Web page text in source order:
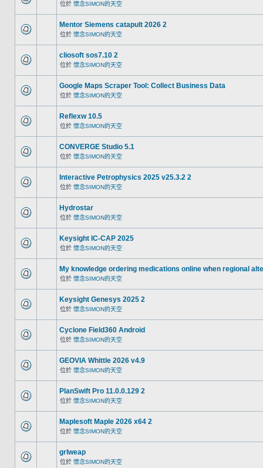
位於 懷念SIMON的天空
Mentor Siemens catapult 2026 2
位於 懷念SIMON的天空
cliosoft sos7.10 2
位於 懷念SIMON的天空
Google Maps Scraper Tool: Collect Business Data
位於 懷念SIMON的天空
Reflexw 10.5
位於 懷念SIMON的天空
CONVERGE Studio 5.1
位於 懷念SIMON的天空
Interactive Petrophysics 2025 v25.3.2 2
位於 懷念SIMON的天空
Hydrostar
位於 懷念SIMON的天空
Keysight IC-CAP 2025
位於 懷念SIMON的天空
My knowledge ordering medications online when regional
位於 懷念SIMON的天空
Keysight Genesys 2025 2
位於 懷念SIMON的天空
Cyclone Field360 Android
位於 懷念SIMON的天空
GEOVIA Whittle 2026 v4.9
位於 懷念SIMON的天空
PlanSwift Pro 11.0.0.129 2
位於 懷念SIMON的天空
Maplesoft Maple 2026 x64 2
位於 懷念SIMON的天空
grlweap
位於 懷念SIMON的天空